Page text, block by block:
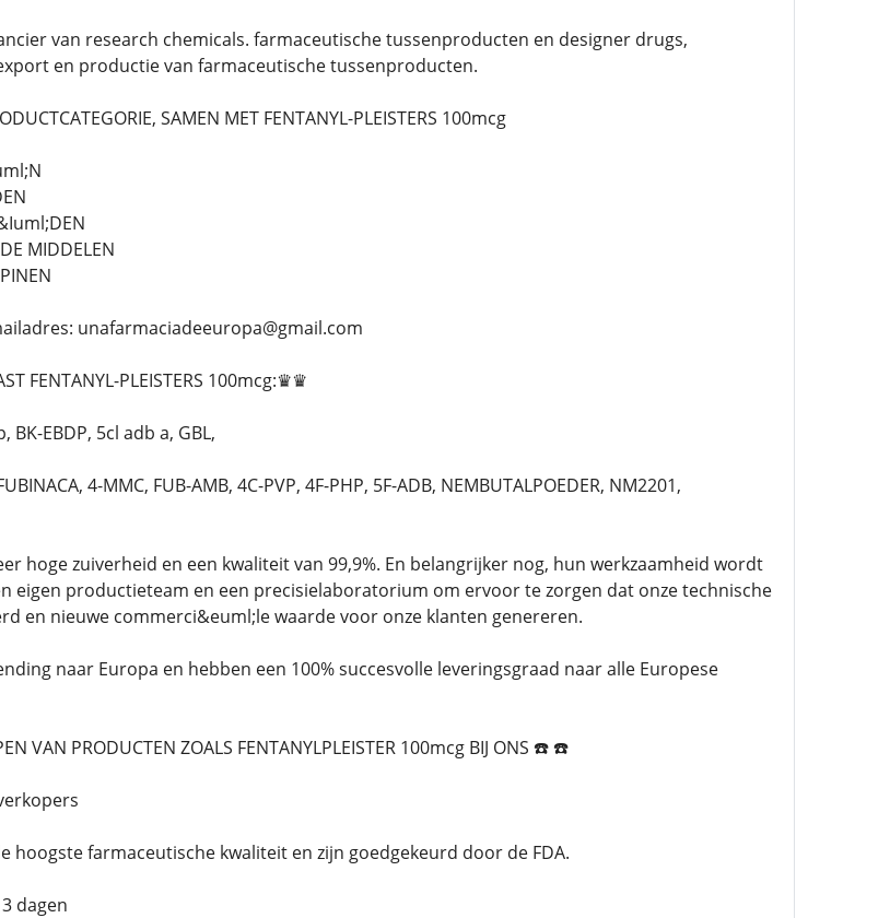
van research chemicals. farmaceutische tussenproducten en designer drugs,
en productie van farmaceutische tussenproducten.
SAMEN MET FENTANYL-PLEISTERS 100mcg
MIDDELEN
unafarmaciadeeuropa@gmail.com
FENTANYL-PLEISTERS 100mcg:♛♛
BK-EBDP, 5cl adb a, GBL,
4-MMC, FUB-AMB, 4C-PVP, 4F-PHP, 5F-ADB, NEMBUTALPOEDER, NM2201,
hoge zuiverheid en een kwaliteit van 99,9%. En belangrijker nog, hun werkzaamheid wordt
eigen productieteam en een precisielaboratorium om ervoor te zorgen dat onze technische
en nieuwe commerci&euml;le waarde voor onze klanten genereren.
naar Europa en hebben een 100% succesvolle leveringsgraad naar alle Europese
VAN PRODUCTEN ZOALS FENTANYLPLEISTER 100mcg BIJ ONS ☎️ ☎️
hoogste farmaceutische kwaliteit en zijn goedgekeurd door de FDA.
dagen